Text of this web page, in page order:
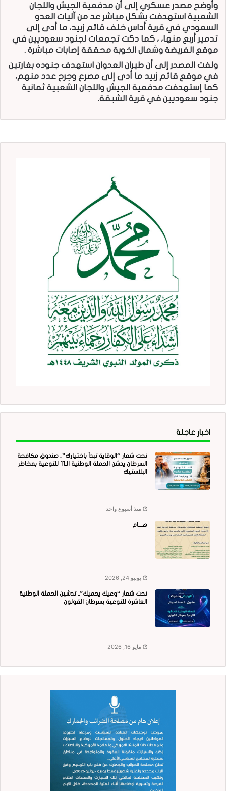
وأوضح مصدر عسكري إلى أن مدفعية الجيش واللجان
الشعبية استهدفت بشكل مباشر عد من آليات العدو
السعودي في قرية أداس خلف قائم زبيد، ما أدى إلى
تدمير أربع منها، ، كما دكت تجمعات لجنود سعوديين في
موقع الفريضة وشمال الخوبة محققة إصابات مباشرة .
ولفت المصدر إلى أن طيران العدوان استهدف جنوده بغارتين
في موقع قائم زبيد ما أدى إلى مصرع وجرح عدد منهم،
كما إستهدفت مدفعية الجيش واللجان الشعبية ثمانية
جنود سعوديين في قرية الشبقة.
اخبار عاجلة
تحت شعار “الوقاية تبدأ باختيارك”.. صندوق مكافحة
السرطان يدشن الحملة الوطنية الـ11 للتوعية بمخاطر
البلاستيك
منذ أسبوع واحد
هــــام
يونيو 24, 2026
تحت شعار “وعيك يحميك”.. تدشين الحملة الوطنية
العاشرة للتوعية بسرطان القولون
مايو 16, 2026